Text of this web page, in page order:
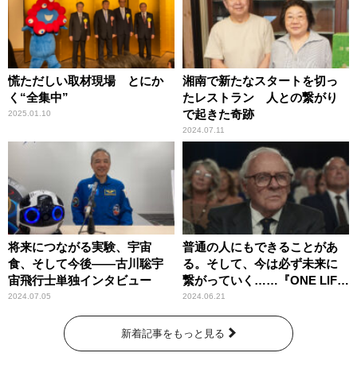
慌ただしい取材現場 とにか
く“全集中”
2025.01.10
湘南で新たなスタートを切っ
たレストラン 人との繋がり
で起きた奇跡
2024.07.11
将来につながる実験、宇宙
食、そして今後――古川聡宇
宙飛行士単独インタビュー
2024.07.05
普通の人にもできることがあ
る。そして、今は必ず未来に
繋がっていく……『ONE LIFE
奇跡が繋いだ6000の命』
2024.06.21
新着記事をもっと見る